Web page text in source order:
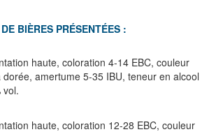
BIÈRES PRÉSENTÉES :
haute, coloration 4-14 EBC, couleur
dorée, amertume 5-35 IBU, teneur en alcool
vol.
haute, coloration 12-28 EBC, couleur